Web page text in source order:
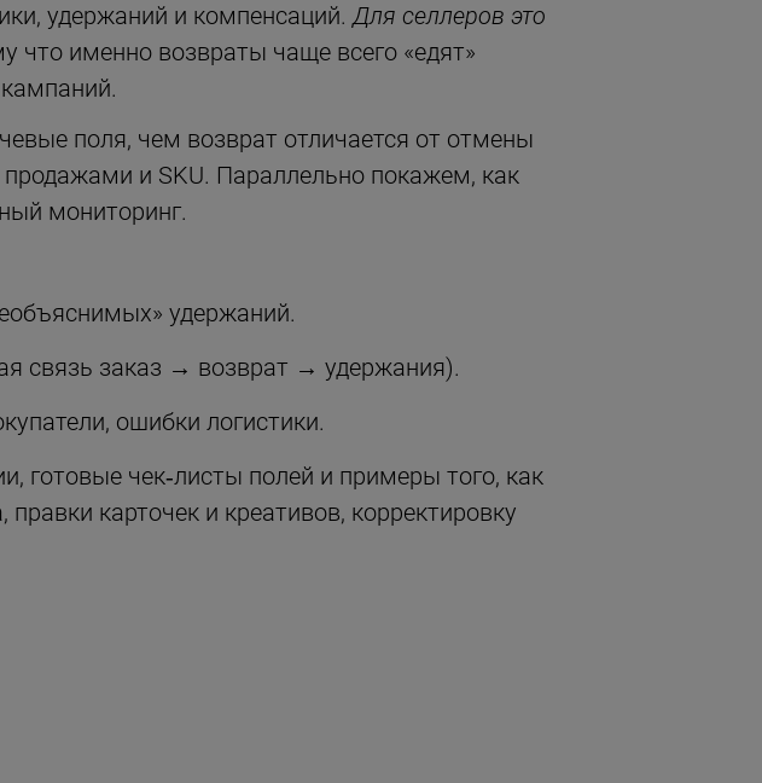
удержаний и компенсаций.Для селлеров это
что именно возвраты чаще всего «едят»
поля, чем возврат отличается от отмены
и SKU. Параллельно покажем, как
мониторинг.
удержаний.
связь заказ → возврат → удержания).
ошибки логистики.
готовые чек‑листы полей и примеры того, как
карточек и креативов, корректировку